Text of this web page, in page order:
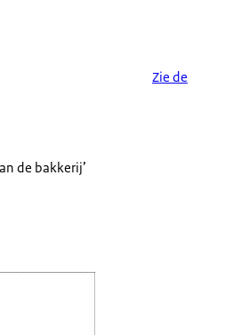
Zie de
de bakkerij’